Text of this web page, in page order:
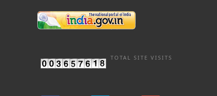
TOTAL SITE VISITS